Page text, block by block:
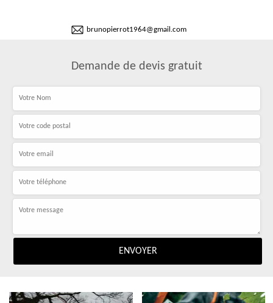
brunopierrot1964@gmail.com
Demande de devis gratuit